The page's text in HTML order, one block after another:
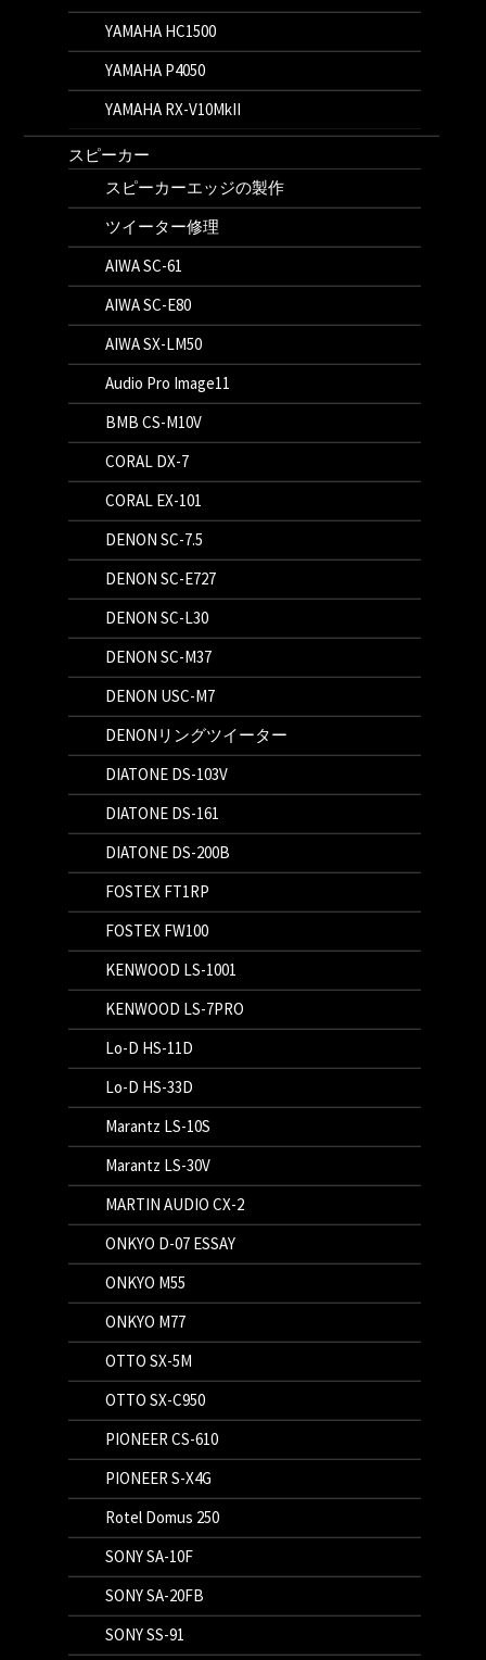
YAMAHA HC1500
YAMAHA P4050
YAMAHA RX-V10MkII
スピーカー
スピーカーエッジの製作
ツイーター修理
AIWA SC-61
AIWA SC-E80
AIWA SX-LM50
Audio Pro Image11
BMB CS-M10V
CORAL DX-7
CORAL EX-101
DENON SC-7.5
DENON SC-E727
DENON SC-L30
DENON SC-M37
DENON USC-M7
DENONリングツイーター
DIATONE DS-103V
DIATONE DS-161
DIATONE DS-200B
FOSTEX FT1RP
FOSTEX FW100
KENWOOD LS-1001
KENWOOD LS-7PRO
Lo-D HS-11D
Lo-D HS-33D
Marantz LS-10S
Marantz LS-30V
MARTIN AUDIO CX-2
ONKYO D-07 ESSAY
ONKYO M55
ONKYO M77
OTTO SX-5M
OTTO SX-C950
PIONEER CS-610
PIONEER S-X4G
Rotel Domus 250
SONY SA-10F
SONY SA-20FB
SONY SS-91